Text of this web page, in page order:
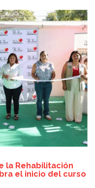
la Rehabilitación
el inicio del curso